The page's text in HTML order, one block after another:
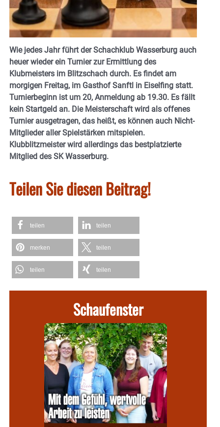
Wie jedes Jahr führt der Schachklub Wasserburg auch
heuer wieder ein Turnier zur Ermittlung des
Klubmeisters im Blitzschach durch. Es findet am
morgigen Freitag, im Gasthof Sanftl in Eiselfing statt.
Turnierbeginn ist um 20, Anmeldung ab 19.30. Es fällt
kein Startgeld an. Die Meisterschaft wird als offenes
Turnier ausgetragen, das heißt, es können auch Nicht-
Mitglieder aller Spielstärken mitspielen.
Klubblitzmeister wird allerdings das bestplatzierte
Mitglied des SK Wasserburg.
Teilen Sie diesen Beitrag!
teilen teilen
merken teilen
teilen teilen
Schaufenster